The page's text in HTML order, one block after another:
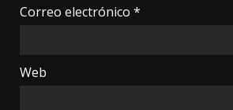
Correo electrónico *
Web